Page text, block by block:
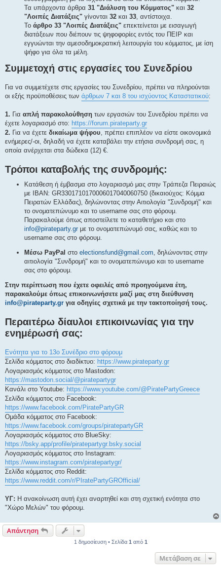
Τα υπάρχοντα άρθρα 31 "Διάλυση του Κόμματος" και 32
"Λοιπές Διατάξεις" γίνονται 32 και 33, αντίστοιχα.
Το άρθρο 33 "Λοιπές Διατάξεις" επεκτείνεται με εισαγωγή
διατάξεων που διέπουν τις ψηφοφορίες εντός του ΠΕΙΡ και
εγγυώνται την αμεσοδημοκρατική λειτουργία του κόμματος, με ίση
ψήφο για όλα τα μέλη.
Συμμετοχή στις εργασίες του Συνεδρίου
Για να συμμετέχετε στις εργασίες του Συνεδρίου, πρέπει να πληρούνται
οι εξής προϋποθέσεις των άρθρων 7 και 8 του ισχύοντος Καταστατικού:
1. Για απλή παρακολούθηση των εργασιών του Συνεδρίου πρέπει να
έχετε λογαριασμό στο: https://forum.pirateparty.gr
2. Για να έχετε δικαίωμα ψήφου , πρέπει επιπλέον να είστε οικονομικά
ενήμερες/-οι, δηλαδή να έχετε καταβάλει την ετήσια συνδρομή σας, η
οποία ανέρχεται στα δώδεκα (12) €.
Τρόποι καταβολής της συνδρομής:
Κατάθεση ή έμβασμα στο λογαριασμό μας στην Τράπεζα Πειραιώς
με IBAN: GR3301710170006017040060750 (δικαιούχος: Κόμμα
Πειρατών Ελλάδας), δηλώνοντας στην Αιτιολογία "Συνδρομή" και
το ονοματεπώνυμο και το username σας στο φόρουμ.
Παρακαλούμε όπως αποστείλετε το καταθετήριο και στο
info@pirateparty.gr με το ονοματεπώνυμό σας, καθώς και το
username σας στο φόρουμ.
Μέσω PayPal στο electionsfund@gmail.com , δηλώνοντας στην
αιτιολογία "Συνδρομή" και το ονοματεπώνυμο και το username
σας στο φόρουμ.
Στην περίπτωση που έχετε οφειλές από προηγούμενα έτη,
παρακαλούμε όπως επικοινωνήσετε μαζί μας στη διεύθυνση
info@pirateparty.gr για οδηγίες σχετικά με την τακτοποίησή τους.
Περαιτέρω δίαυλοι επικοινωνίας για την
ενημέρωσή σας:
Ενότητα για το 13ο Συνέδριο στο φόρουμ
Σελίδα κόμματος στο διαδίκτυο: https://www.pirateparty.gr
Λογαριασμός κόμματος στο Mastodon:
https://mastodon.social/@piratepartygr
Κανάλι στο Youtube: https://www.youtube.com/@PiratePartyGreece
Σελίδα κόμματος στο Facebook:
https://www.facebook.com/PiratePartyGR
Ομάδα κόμματος στο Facebook:
https://www.facebook.com/groups/piratepartyGR
Λογαριασμός κόμματος στο BlueSky:
https://bsky.app/profile/piratepartygr.bsky.social
Λογαριασμός κόμματος στο Instagram:
https://www.instagram.com/piratepartygr/
Σελίδα κόμματος στο Reddit:
https://www.reddit.com/r/PIratePartyGROfficial/
ΥΓ: Η ανακοίνωση αυτή έχει αναρτηθεί και στη σχετική ενότητα στο
"Χώρο Μελών" του φόρουμ.
Απάντηση
1 δημοσίευση • Σελίδα 1 από 1
Μετάβαση σε